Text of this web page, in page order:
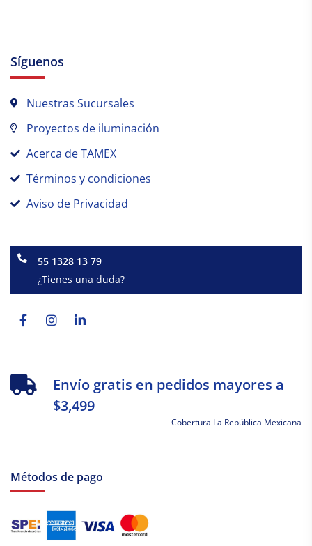
Síguenos
Nuestras Sucursales
Proyectos de iluminación
Acerca de TAMEX
Términos y condiciones
Aviso de Privacidad
55 1328 13 79
¿Tienes una duda?
Facebook-
f
Instagram
Linkedin-
Envío gratis en pedidos mayores a
$3,499
Cobertura La República Mexicana
Métodos de pago